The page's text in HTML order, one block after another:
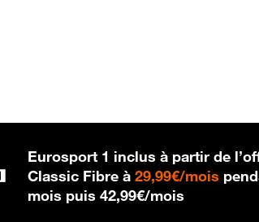
Eurosport 1 inclus à partir de
Classic Fibre à29,99€/mois
mois puis42,99€/mois